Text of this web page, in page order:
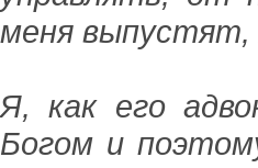
меня выпустят,
Я, как его
Богом и